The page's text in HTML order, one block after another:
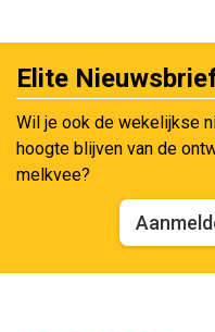
Elite
Wil je ook de wekelijkse
hoogte blijven van de
melkvee?